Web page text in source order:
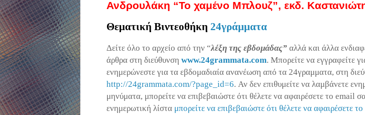
Ανδρουλάκη “Το χαμένο Μπλουζ”, εκδ.
Θεματική Βιντεοθήκη 24γράμματα
Δείτε όλο το αρχείο από την “λέξη της εβδομάδας” αλλά και άλλα
άρθρα στη διεύθυνση www.24grammata.com. Μπορείτε να εγγραφείτε
ενημερώνεστε για τα εβδομαδιαία ανανέωση από τα 24γραμματα, στη
http://24grammata.com/?page id=6. Αν δεν επιθυμείτε να λαμβάνετε
μηνύματα, μπορείτε να επιβεβαιώστε ότι θέλετε να αφαιρέσετε το email
ενημερωτική λίστα μπορείτε να επιβεβαιώστε ότι θέλετε να αφαιρέσετε